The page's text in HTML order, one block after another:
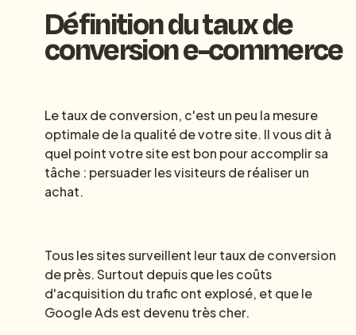
Définition du taux de
conversion e-commerce
Le taux de conversion, c'est un peu la mesure
optimale de la qualité de votre site. Il vous dit à
quel point votre site est bon pour accomplir sa
tâche : persuader les visiteurs de réaliser un
achat.
Tous les sites surveillent leur taux de conversion
de près. Surtout depuis que les coûts
d'acquisition du trafic ont explosé, et que le
Google Ads est devenu très cher.